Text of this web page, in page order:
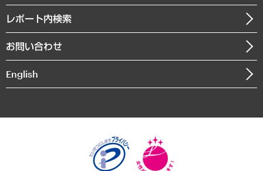
まちづくり・観光・交通・スポーツ・スマートシティ
自然資源・農林水産業・食料システム
沿革
組織図・本部部室紹介
インドネシア現地法人
個人情報保護方針
レポート内検索
お問い合わせ
English